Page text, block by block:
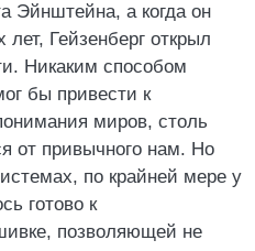
Эйнштейна, а когда он
лет, Гейзенберг открыл
Никаким способом
бы привести к
миров, столь
от привычного нам. Но
по крайней мере у
готово к
позволяющей не